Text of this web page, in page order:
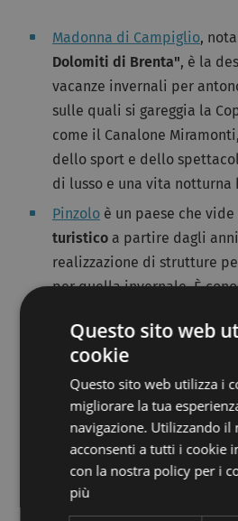
Madonna di Campiglio,
Dolomiti di Brenta", è la
vacanze invernali per
sulle quali si gareggia la
come il Canalone
dello sport e dello
di lusso e una vita
Pinzoloè un paese che vide
turisticoa partire dagli
realizzazione di strutture
per quella invernale. È
di San Vigilio con la famosa
La zona di Campiglio Pinzolo è
Campiglio Val Rendena Val di
Adamello Brenta. Oltre ai
piste da sci, troverete anche
snowboard ed inoltre potrete
sulla neve, dallo sci
Questo sito web
cookie
Questo sito web utilizza i
migliorare la tua
navigazione. Utilizzando il
acconsenti a tutti i cookie
con la nostra policy per i
più